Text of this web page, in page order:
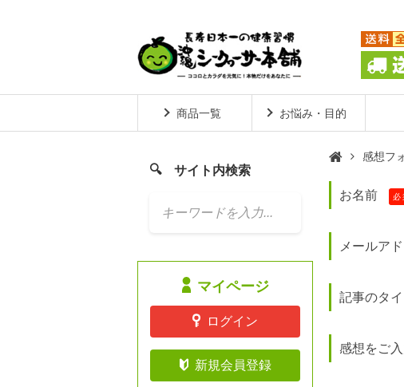
商品一覧 お悩み・目的
感想フ
お名前 必
メールア
記事のタ
感想をご
サイト内検索
マイページ
ログイン
新規会員登録